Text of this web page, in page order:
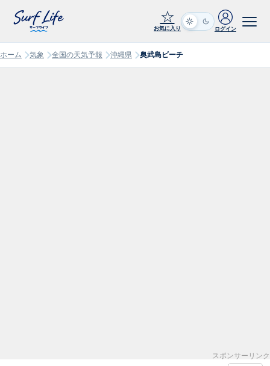
☆
お気に入り ログイン
ホーム 気象 全国の天気予報 沖縄県 奥武島ビーチ
スポンサーリンク